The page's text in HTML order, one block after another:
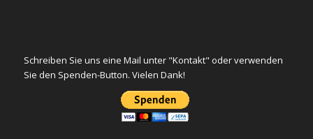
Schreiben Sie uns eine Mail unter "Kontakt" oder verwenden
Sie den Spenden-Button. Vielen Dank!